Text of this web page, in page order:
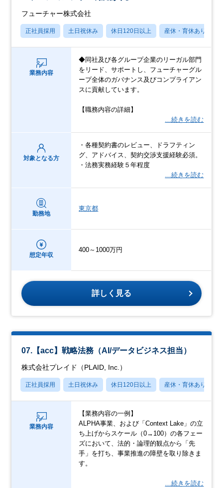
フューチャー株式会社
正社員採用 土日祝休み 休日120日以上 産休・育休あり
業務内容
◆同社及び各グループ企業のリーガル部門
をリード、サポートし、フューチャーグル
ープ全体のガバナンス及びコンプライアン
スに貢献しています。
【職務内容の詳細】
…続きを読む
対象となる方
・各種契約書のレビュー、ドラフティン
グ、アドバイス、契約交渉支援経験必須。
・法務実務経験５年程度
…続きを読む
勤務地
東京都
想定年収
400～1000万円
詳しく見る
07.【acc】戦略法務（AI/データビジネス担当）
株式会社プレイド（PLAID, Inc.）
正社員採用 土日祝休み 休日120日以上 産休・育休あり
業務内容
【業務内容の一例】
ALPHA事業、および「Context Lake」の立
ち上げからスケール（0→100）の各フェー
ズにおいて、法的・論理的観点から「先
手」を打ち、事業推進の障壁を取り除きま
す。
…続きを読む